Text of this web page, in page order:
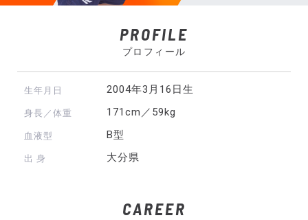
PROFILE
プロフィール
生年月日 2004年3月16日生
身長／体重 171cm／59kg
血液型 B型
出 身 大分県
CAREER